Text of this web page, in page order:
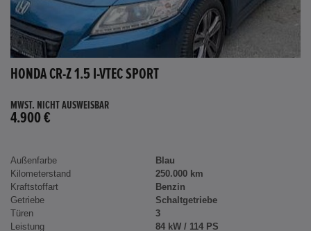
HONDA CR-Z 1.5 I-VTEC SPORT
MWST. NICHT AUSWEISBAR
4.900 €
Außenfarbe
Blau
Kilometerstand
250.000 km
Kraftstoffart
Benzin
Getriebe
Schaltgetriebe
Türen
3
Leistung
84 kW / 114 PS